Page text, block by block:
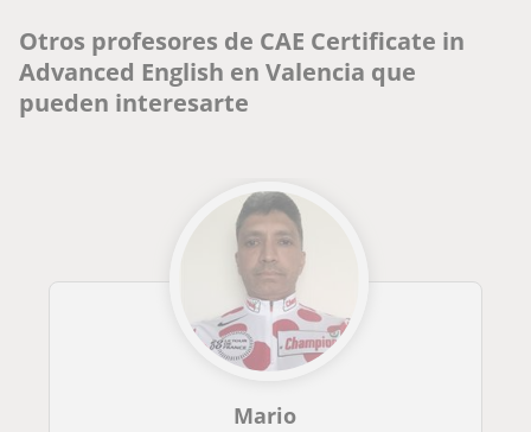
Otros profesores de CAE Certificate in
Advanced English en Valencia que
pueden interesarte
Mario